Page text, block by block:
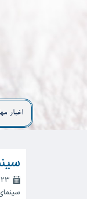
اخبار
۲۳ شهریور ۱۴۰۰